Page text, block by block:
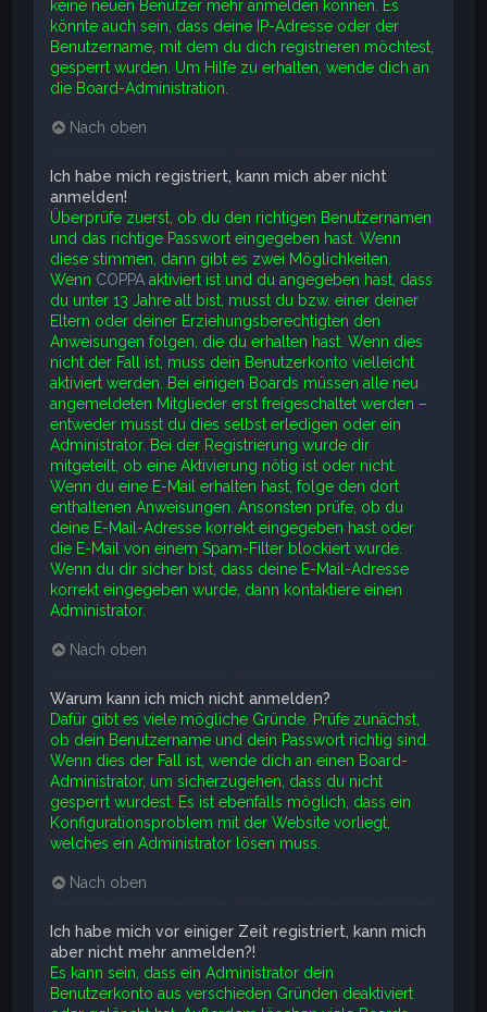
keine neuen Benutzer mehr anmelden können. Es
könnte auch sein, dass deine IP-Adresse oder der
Benutzername, mit dem du dich registrieren möchtest,
gesperrt wurden. Um Hilfe zu erhalten, wende dich an
die Board-Administration.
Nach oben
Ich habe mich registriert, kann mich aber nicht
anmelden!
Überprüfe zuerst, ob du den richtigen Benutzernamen
und das richtige Passwort eingegeben hast. Wenn
diese stimmen, dann gibt es zwei Möglichkeiten.
Wenn COPPA aktiviert ist und du angegeben hast, dass
du unter 13 Jahre alt bist, musst du bzw. einer deiner
Eltern oder deiner Erziehungsberechtigten den
Anweisungen folgen, die du erhalten hast. Wenn dies
nicht der Fall ist, muss dein Benutzerkonto vielleicht
aktiviert werden. Bei einigen Boards müssen alle neu
angemeldeten Mitglieder erst freigeschaltet werden –
entweder musst du dies selbst erledigen oder ein
Administrator. Bei der Registrierung wurde dir
mitgeteilt, ob eine Aktivierung nötig ist oder nicht.
Wenn du eine E-Mail erhalten hast, folge den dort
enthaltenen Anweisungen. Ansonsten prüfe, ob du
deine E-Mail-Adresse korrekt eingegeben hast oder
die E-Mail von einem Spam-Filter blockiert wurde.
Wenn du dir sicher bist, dass deine E-Mail-Adresse
korrekt eingegeben wurde, dann kontaktiere einen
Administrator.
Nach oben
Warum kann ich mich nicht anmelden?
Dafür gibt es viele mögliche Gründe. Prüfe zunächst,
ob dein Benutzername und dein Passwort richtig sind.
Wenn dies der Fall ist, wende dich an einen Board-
Administrator, um sicherzugehen, dass du nicht
gesperrt wurdest. Es ist ebenfalls möglich, dass ein
Konfigurationsproblem mit der Website vorliegt,
welches ein Administrator lösen muss.
Nach oben
Ich habe mich vor einiger Zeit registriert, kann mich
aber nicht mehr anmelden?!
Es kann sein, dass ein Administrator dein
Benutzerkonto aus verschieden Gründen deaktiviert